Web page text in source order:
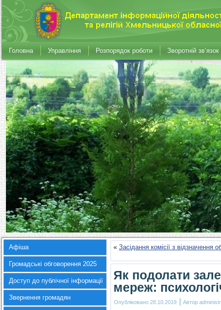
Головна Управління Розпорядок роботи Зворотній зв’язок
Афіша
Громадські обговорення 2025
Доступ до публічної інформації
Звернення громадян
« Засідання комісії з відзначення
Як подолати
мереж:
Опубліковано 28.10.2019 | Автор